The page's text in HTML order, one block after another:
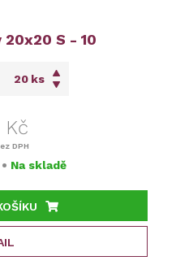
S - 10
ks
Kč
DPH
• Na skladě